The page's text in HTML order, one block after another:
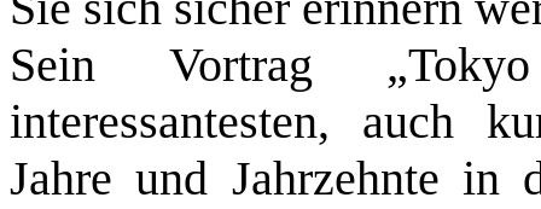
Sein Vortrag
interessantesten, auch
Jahre und Jahrzehnte in